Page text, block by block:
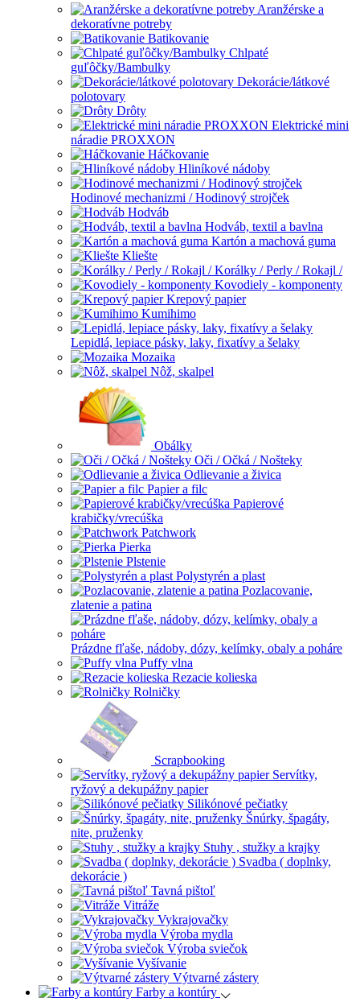
Aranžérske a
dekoratívne potreby
Batikovanie
Chlpaté
guľôčky/Bambulky
Dekorácie/látkové
polotovary
Drôty
Elektrické mini
náradie PROXXON
Háčkovanie
Hliníkové nádoby
Hodinové mechanizmi / Hodinový strojček
Hodváb
Hodváb, textil a bavlna
Kartón a machová guma
Kliešte
Korálky / Perly / Rokajl /
Kovodiely - komponenty
Krepový papier
Kumihimo
Lepidlá, lepiace pásky, laky, fixatívy a šelaky
Mozaika
Nôž, skalpel
Obálky
Oči / Očká / Nošteky
Odlievanie a živica
Papier a filc
Papierové
krabičky/vrecúška
Patchwork
Pierka
Plstenie
Polystyrén a plast
Pozlacovanie,
zlatenie a patina
Prázdne fľaše, nádoby, dózy, kelímky, obaly a poháre
Puffy vlna
Rezacie kolieska
Rolničky
Scrapbooking
Servítky,
ryžový a dekupážny papier
Silikónové pečiatky
Šnúrky, špagáty,
nite, pruženky
Stuhy , stužky a krajky
Svadba ( doplnky,
dekorácie )
Tavná pištoľ
Vitráže
Vykrajovačky
Výroba mydla
Výroba sviečok
Vyšívanie
Výtvarné zástery
Farby a kontúry